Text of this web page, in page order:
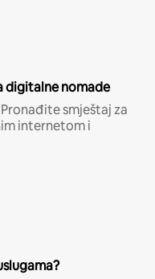
digitalne nomade
smještaj za
internetom i